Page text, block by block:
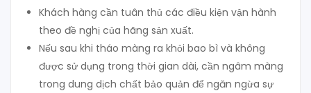
Khách hàng cần tuân thủ các điều kiện vận hành
theo đề nghị của hãng sản xuất.
Nếu sau khi tháo màng ra khỏi bao bì và không
được sử dụng trong thời gian dài, cần ngâm màng
trong dung dịch chất bảo quản để ngăn ngừa sự